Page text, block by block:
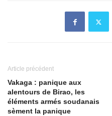
Article précédent
Vakaga : panique aux
alentours de Birao, les
éléments armés soudanais
sèment la panique